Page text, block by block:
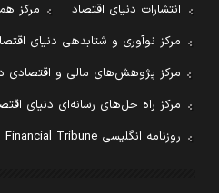
انتشارات دنیای اقتصاد
مرکز
مرکز نوآوری و شتابدهی دنیای
مرکز پژوهش‌های مالی و اقتصادی
مرکز راه حل‌های رسانه‌ای دنیای
روزنامه انگلیسی Financial Tribune